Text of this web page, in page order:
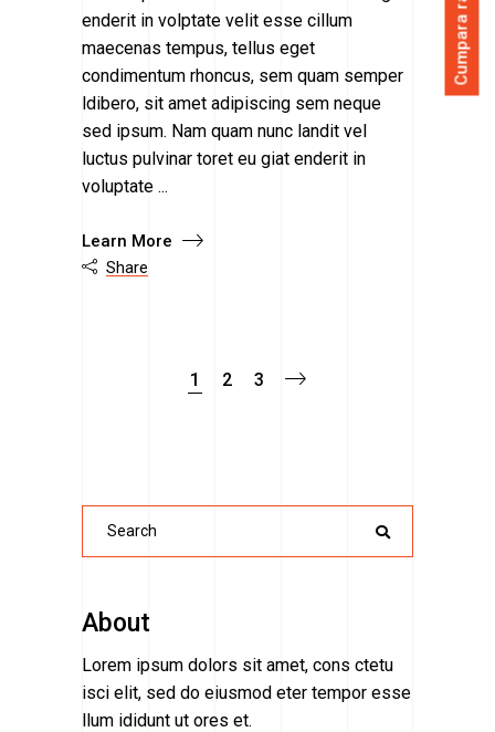
Cumpara rapid
enderit in volptate velit esse cillum
maecenas tempus, tellus eget
condimentum rhoncus, sem quam semper
ldibero, sit amet adipiscing sem neque
sed ipsum. Nam quam nunc landit vel
luctus pulvinar toret eu giat enderit in
voluptate
Learn More
 Share
1 2 3
About
Lorem ipsum dolors sit amet, cons ctetu
isci elit, sed do eiusmod eter tempor esse
llum ididunt ut ores et.